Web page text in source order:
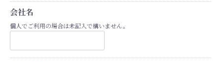
会社名
個人でご利用の場合は未記入で構いません。